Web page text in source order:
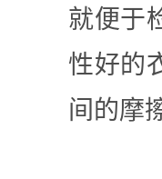
就便于
性好的
间的摩